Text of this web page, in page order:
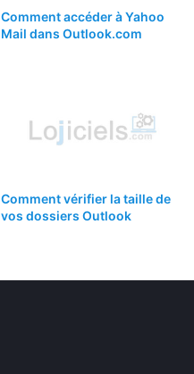
Comment accéder à Yahoo
Mail dans Outlook.com
Comment vérifier la taille de
vos dossiers Outlook